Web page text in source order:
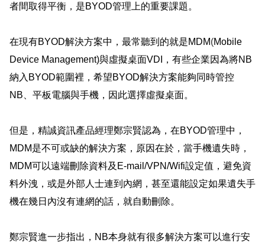
者間取得平衡，是BYOD管理上的重要課題。
在現有BYOD解決方案中，最常聽到的就是MDM(Mobile
Device Management)與虛擬桌面VDI ，有些企業因為將NB
納入 BYOD範圍裡，希望BYOD解決方案能夠同時管控
NB 、平板電腦與手機，因此選擇虛擬桌面。
但是，精誠資訊產品經理鄭宗賢認為，在BYOD管理中，
MDM是不可或缺的解決方案，原因在於，當手機遺失時，
MDM可以遠端刪除資料及 E-mail/VPN/Wifi設定值，避免資
料外洩，或是外部人士連到內網，甚至還能設定如果遺失手
機在幾日內沒有連網的話，就自動刪除。
鄭宗賢進一步指出， NB本身就有很多解決方案可以進行安